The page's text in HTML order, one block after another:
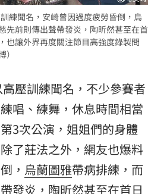
練聞名，安崎曾因過度疲勞昏倒，烏
先前則傳出聲帶發炎，陶昕然甚至在首
也讓外界再度關注節目高強度錄製問
高壓訓練聞名，不少參賽者
唱、練舞，休息時間相當
3次公演，姐姐們的身體
了莊法之外，網友也爆料
， 烏蘭圖雅帶病排練，而
發炎， 陶昕然甚至在首日